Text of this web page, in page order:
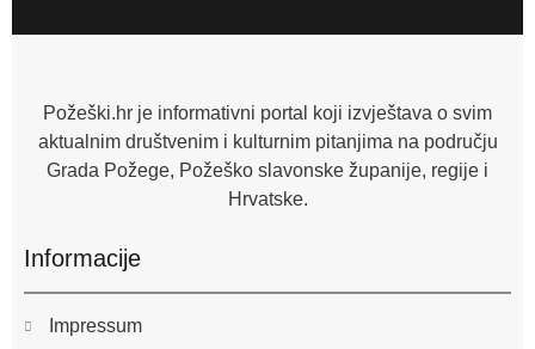
o
f
Požeški.hr je informativni portal koji izvještava o svim
aktualnim društvenim i kulturnim pitanjima na području
Grada Požege, Požeško slavonske županije, regije i
Hrvatske.
Informacije
Impressum